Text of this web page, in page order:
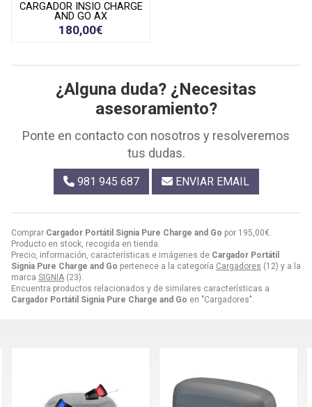
Comprar Cargador Portátil Signia Pure Charge and Go por 195,00€.
Producto en stock, recogida en tienda.
Precio, información, características e imágenes de Cargador Portátil
Signia Pure Charge and Go pertenece a la categoría Cargadores (12) y a la
marca SIGNIA (23).
Encuentra productos relacionados y de similares características a
Cargador Portátil Signia Pure Charge and Go en "Cargadores".
CARGADOR INSIO CHARGE
AND GO AX
180,00€
¿Alguna duda? ¿Necesitas
asesoramiento?
Ponte en contacto con nosotros y resolveremos
tus dudas.
981 945 687 ENVIAR EMAIL